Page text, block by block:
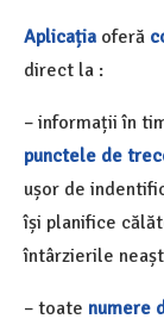
Aplicația oferă
direct la :
– informații în
punctele de
ușor de
își planifice
întârzierile
– toate numere